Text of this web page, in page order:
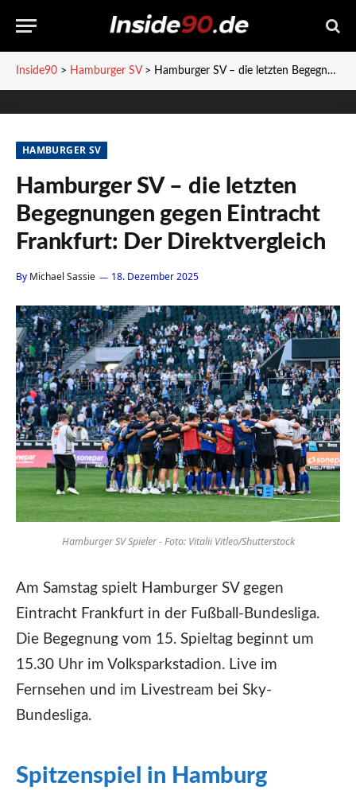
Inside90 > Hamburger SV> Hamburger SV – die letzten Begegnungen gegen Eintracht Frankfurt: Der Direktvergleich
HAMBURGER SV
Hamburger SV – die letzten
Begegnungen gegen Eintracht
Frankfurt: Der Direktvergleich
By Michael Sassie 18. Dezember 2025
Hamburger SV Spieler - Foto: Vitalii Vitleo/Shutterstock
Am Samstag spielt Hamburger SV gegen
Eintracht Frankfurt in der Fußball-Bundesliga.
Die Begegnung vom 15. Spieltag beginnt um
15.30 Uhr im Volksparkstadion. Live im
Fernsehen und im Livestream bei Sky-
Bundesliga.
Spitzenspiel in Hamburg